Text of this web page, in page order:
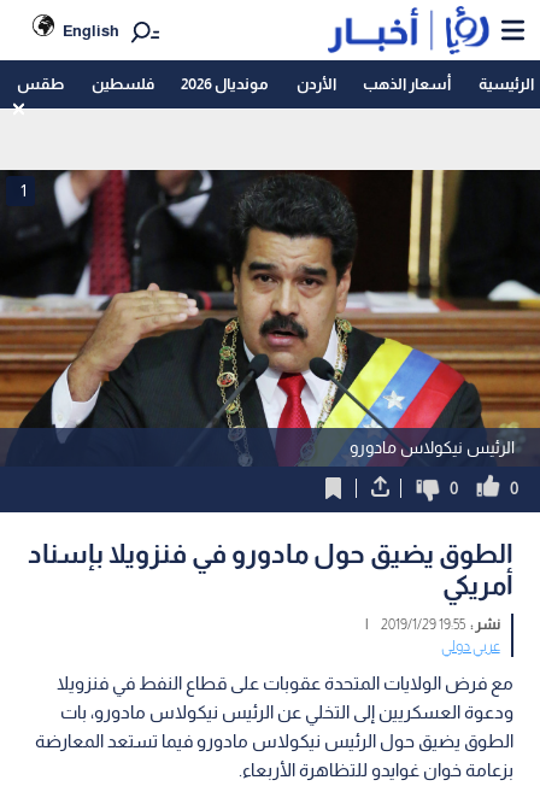
English
الرئيسية أسعار الذهب الأردن مونديال 2026 فلسطين طقس
الرئيس نيكولاس مادورو
1
0
0
الطوق يضيق حول مادورو في فنزويلا بإسناد
أمريكي
نشر :19:55 2019/1/29
|
عربي دولي
مع فرض الولايات المتحدة عقوبات على قطاع النفط في فنزويلا
ودعوة العسكريين إلى التخلي عن الرئيس نيكولاس مادورو، بات
الطوق يضيق حول الرئيس نيكولاس مادورو فيما تستعد المعارضة
بزعامة خوان غوايدو للتظاهرة الأربعاء.